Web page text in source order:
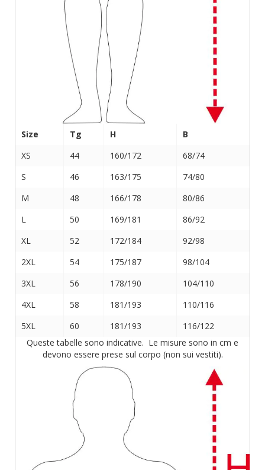
Size Tg H
B
XS
44 160/172
68/74
S
46 163/175
74/80
M
48 166/178
80/86
L
50 169/181
86/92
XL
52 172/184
92/98
2XL
54 175/187
98/104
3XL
56 178/190
104/110
4XL
58 181/193
110/116
5XL
60 181/193
116/122
Queste tabelle sono indicative. Le misure sono in cm e
devono essere prese sul corpo (non sui vestiti).